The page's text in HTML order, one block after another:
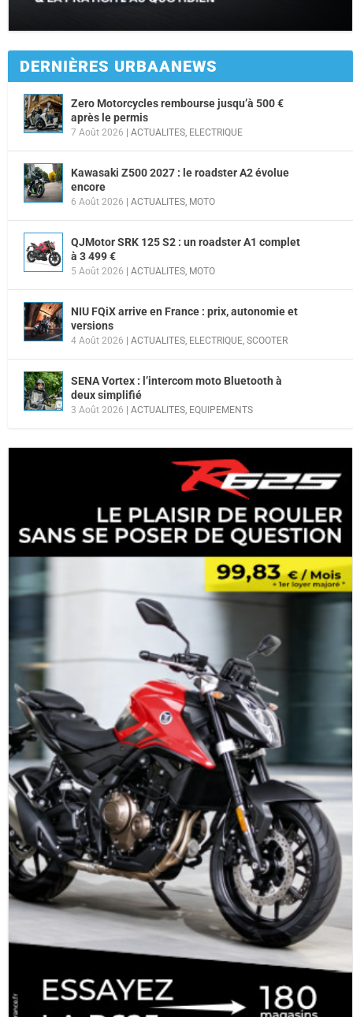
DERNIÈRES URBAANEWS
Zero Motorcycles rembourse jusqu’à 500 €
après le permis
7 Août 2026 ACTUALITES, ELECTRIQUE
Kawasaki Z500 2027 : le roadster A2 évolue
encore
6 Août 2026 ACTUALITES, MOTO
QJMotor SRK 125 S2 : un roadster A1 complet
à 3 499 €
5 Août 2026 ACTUALITES, MOTO
NIU FQiX arrive en France : prix, autonomie et
versions
4 Août 2026 ACTUALITES, ELECTRIQUE, SCOOTER
SENA Vortex : l’intercom moto Bluetooth à
deux simplifié
3 Août 2026 ACTUALITES, EQUIPEMENTS